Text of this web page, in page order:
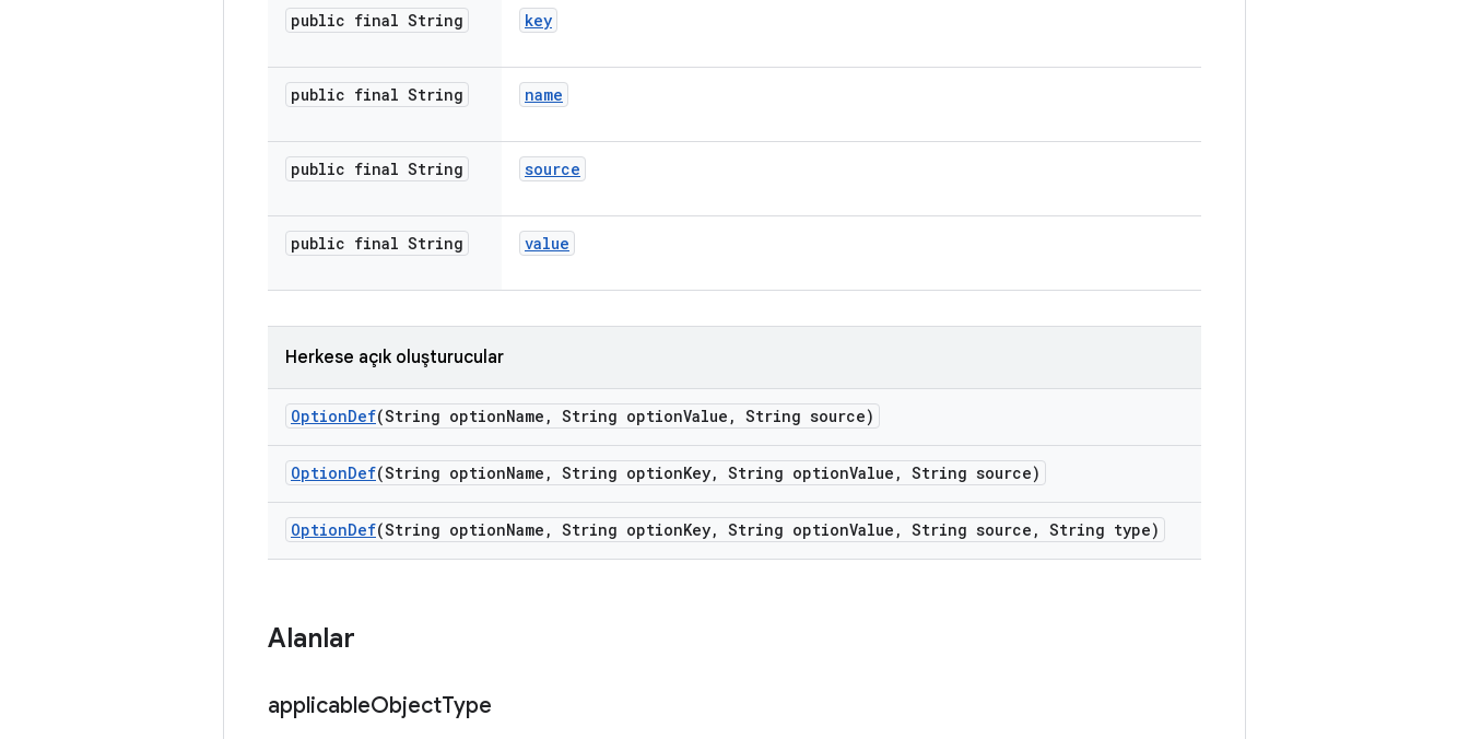
public final String key
public final String name
public final String source
public final String value
Herkese açık oluşturucular
OptionDef(String optionName , String optionValue , String source)
OptionDef(String optionName , String optionKey, String optionValue , String source)
OptionDef(String optionName , String optionKey, String optionValue , String source , String type)
Alanlar
applicableObjectType